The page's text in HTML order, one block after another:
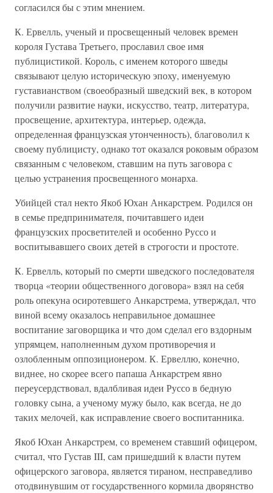
согласился бы с этим мнением.
К. Ервелль, ученый и просвещенный человек времен
короля Густава Третьего, прославил свое имя
публицистикой. Король, с именем которого шведы
связывают целую историческую эпоху, именуемую
густавианством (своеобразный шведский век, в котором
получили развитие науки, искусство, театр, литература,
просвещение, архитектура, интерьер, одежда,
определенная французская утонченность), благоволил к
своему публицисту, однако тот оказался роковым образом
связанным с человеком, ставшим на путь заговора с
целью устранения просвещенного монарха.
Убийцей стал некто Якоб Юхан Анкарстрем. Родился он
в семье предпринимателя, почитавшего идеи
французских просветителей и особенно Руссо и
воспитывавшего своих детей в строгости и простоте.
К. Ервелль, который по смерти шведского последователя
творца «теории общественного договора» взял на себя
роль опекуна осиротевшего Анкарстрема, утверждал, что
виной всему оказалось неправильное домашнее
воспитание заговорщика и что дом сделал его вздорным
упрямцем, наполненным духом противоречия и
озлобленным оппозиционером. К. Ервеллю, конечно,
виднее, но скорее всего папаша Анкарстрем явно
переусердствовал, вдалбливая идеи Руссо в бедную
головку сына, а ученому мужу было, как всегда, не до
таких мелочей, как исправление своего воспитанника.
Якоб Юхан Анкарстрем, со временем ставший офицером,
считал, что Густав III, сам пришедший к власти путем
офицерского заговора, является тираном, несправедливо
отодвинувшим от государственного кормила дворянство